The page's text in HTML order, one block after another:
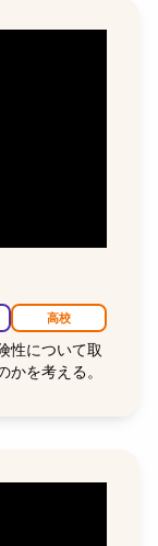
高校
性について取
かを考える。